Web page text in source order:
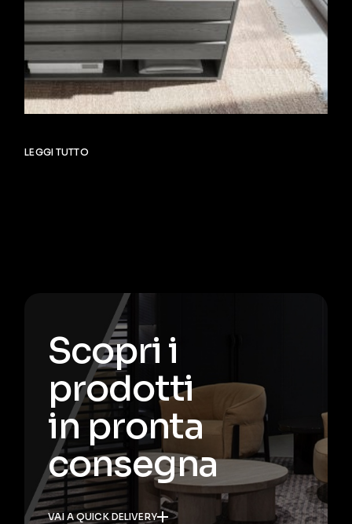
LEGGI TUTTO
Scopri i
prodotti
in pronta
consegna
VAI A QUICK DELIVERY